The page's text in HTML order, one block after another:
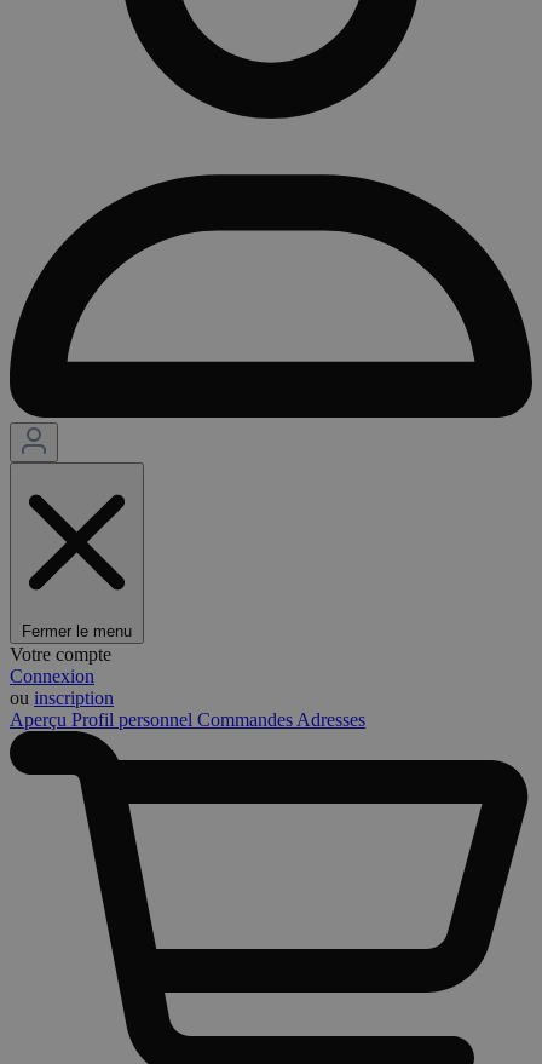
Fermer le menu
Votre compte
Connexion
ou inscription
Aperçu Profil personnel Commandes Adresses